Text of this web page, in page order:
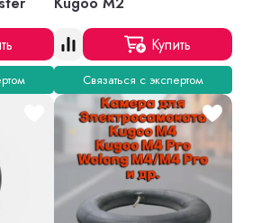
Купить
Связаться с экспертом